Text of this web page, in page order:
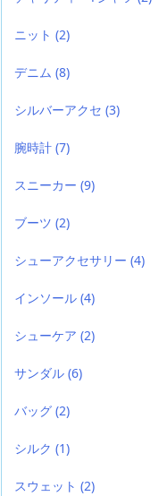
ニット (2)
デニム (8)
シルバーアクセ (3)
腕時計 (7)
スニーカー (9)
ブーツ (2)
シューアクセサリー (4)
インソール (4)
シューケア (2)
サンダル (6)
バッグ (2)
シルク (1)
スウェット (2)